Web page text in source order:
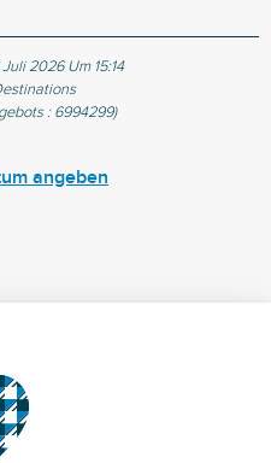
2026 Um 15:14
: 6994299)
angeben